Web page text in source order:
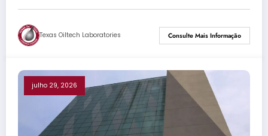
Texas Oiltech Laboratories Consulte Mais Informação
julho 29, 2026